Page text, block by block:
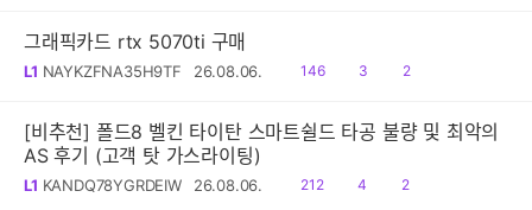
그래픽카드 rtx 5070ti 구매
L1 NAYKZFNA35H9TF 26.08.06.
읽
146
공
3
댓
2
[비추천] 폴드8 벨킨 타이탄 스마트쉴드 타공 불량 및 최악의
AS 후기 (고객 탓 가스라이팅)
L1 KANDQ78YGRDEIW 26.08.06.
읽
212
공
4
댓
2